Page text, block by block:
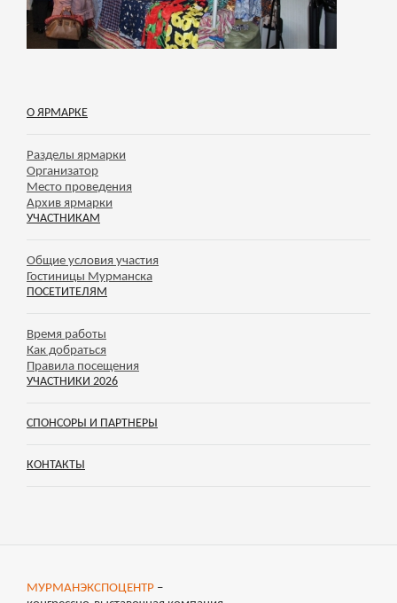
О ЯРМАРКЕ
Разделы ярмарки
Организатор
Место проведения
Архив ярмарки
УЧАСТНИКАМ
Общие условия участия
Гостиницы Мурманска
ПОСЕТИТЕЛЯМ
Время работы
Как добраться
Правила посещения
УЧАСТНИКИ 2026
СПОНСОРЫ И ПАРТНЕРЫ
КОНТАКТЫ
МУРМАНЭКСПОЦЕНТР –